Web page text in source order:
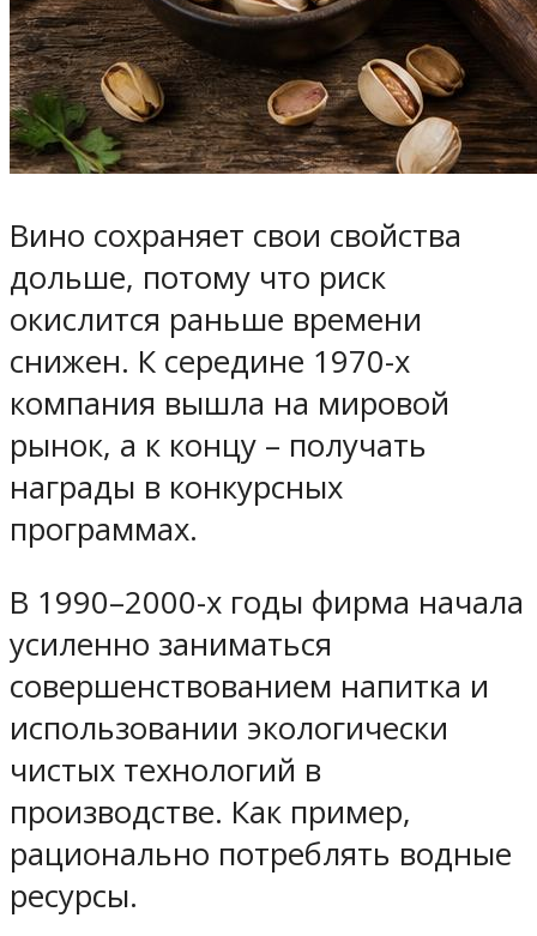
Вино сохраняет свои свойства
дольше, потому что риск
окислится раньше времени
снижен. К середине 1970-х
компания вышла на мировой
рынок, а к концу – получать
награды в конкурсных
программах.
В 1990–2000-х годы фирма начала
усиленно заниматься
совершенствованием напитка и
использовании экологически
чистых технологий в
производстве. Как пример,
рационально потреблять водные
ресурсы.